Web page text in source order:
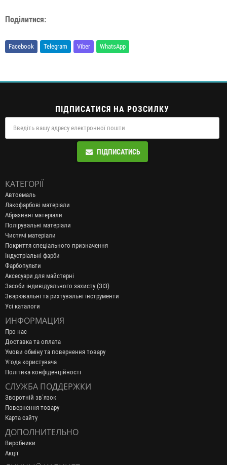
Поділитися:
Facebook Telegram Viber WhatsApp
ПІДПИСАТИСЯ НА РОЗСИЛКУ
ПІДПИСАТИСЬ
КАТЕГОРІЇ
Автоемаль
Лакофарбові матеріали
Абразивні матеріали
Полірувальні матеріали
Чистячі матеріали
Покриття спеціального призначення
Індустріальні фарби
Фарбопульти
Аксесуари для майстерні
Засоби індивідуального захисту (ЗІЗ)
Зварювальні та рихтувальні інструменти
Усі каталоги
ИНФОРМАЦИЯ
Про нас
Доставка та оплата
Умови обміну та повернення товару
Угода користувача
Політика конфіденційності
СЛУЖБА ПОДДЕРЖКИ
Зворотній зв’язок
Повернення товару
Карта сайту
ДОПОЛНИТЕЛЬНО
Виробники
Акції